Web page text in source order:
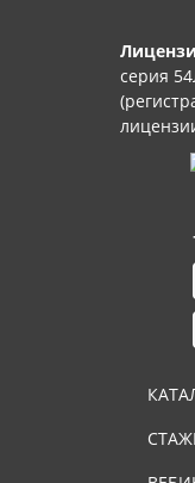
серия